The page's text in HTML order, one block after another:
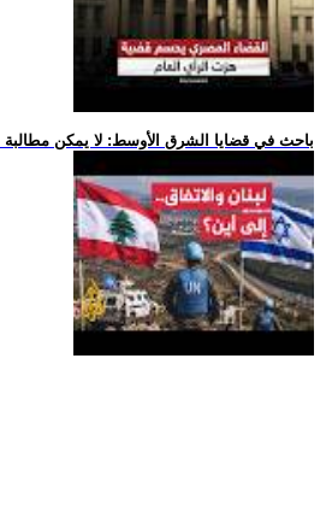
.. باحث في قضايا الشرق الأوسط: لا يمكن مطالبة